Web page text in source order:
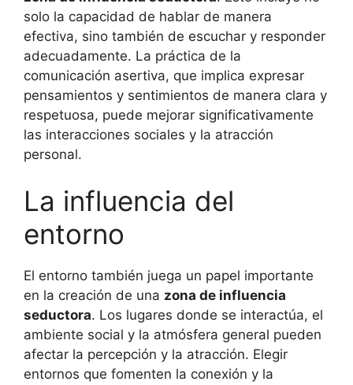
solo la capacidad de hablar de manera
efectiva, sino también de escuchar y responder
adecuadamente. La práctica de la
comunicación asertiva, que implica expresar
pensamientos y sentimientos de manera clara y
respetuosa, puede mejorar significativamente
las interacciones sociales y la atracción
personal.
La influencia del
entorno
El entorno también juega un papel importante
en la creación de una zona de influencia
seductora. Los lugares donde se interactúa, el
ambiente social y la atmósfera general pueden
afectar la percepción y la atracción. Elegir
entornos que fomenten la conexión y la